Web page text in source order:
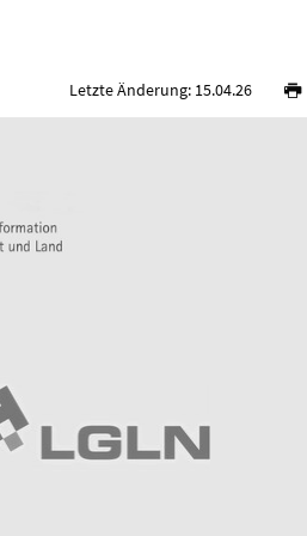
Letzte Änderung: 15.04.26